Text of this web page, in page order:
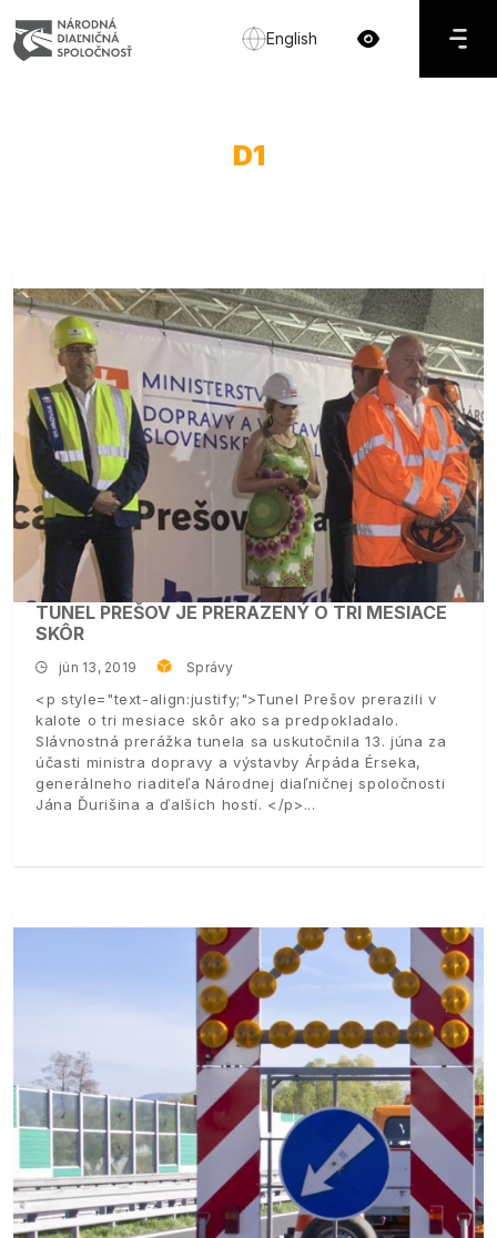
English
D1
TUNEL PREŠOV JE PRERAZENÝ O TRI MESIACE
SKÔR
jún 13, 2019 Správy
<p style="text-align:justify;">Tunel Prešov prerazili v
kalote o tri mesiace skôr ako sa predpokladalo.
Slávnostná prerážka tunela sa uskutočnila 13. júna za
účasti ministra dopravy a výstavby Árpáda Érseka,
generálneho riaditeľa Národnej diaľničnej spoločnosti
Jána Ďurišina a ďalších hostí. </p>